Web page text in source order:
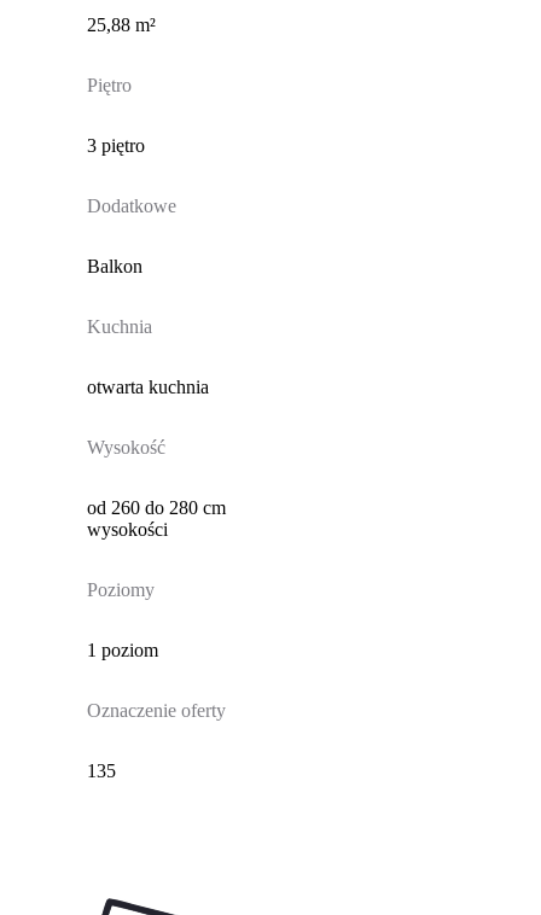
25,88 m²
Piętro
3 piętro
Dodatkowe
Balkon
Kuchnia
otwarta kuchnia
Wysokość
od 260 do 280 cm
wysokości
Poziomy
1 poziom
Oznaczenie oferty
135